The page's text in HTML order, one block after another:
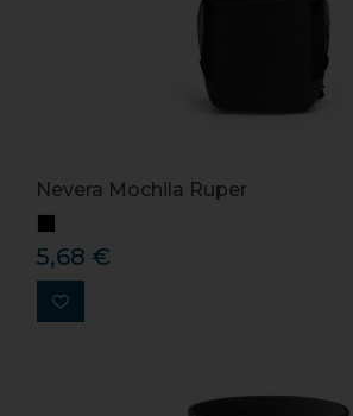
Nevera Mochila Ruper
5,68 €